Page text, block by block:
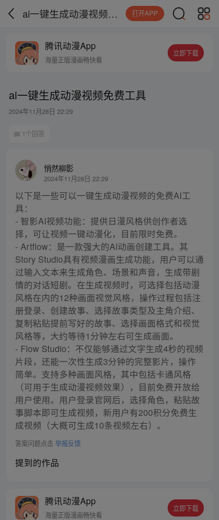
ai一键生成动漫视频免费工具 打开APP
腾讯动漫App
海量正版漫画畅快看
立即下载
ai一键生成动漫视频免费工具
2024年11月28日 22:29
1个回答
悄然柳影
2024年11月28日 22:29
以下是一些可以一键生成动漫视频的免费AI工
具：
- 智影AI视频功能：提供日漫风格供创作者选
择，可让视频一键动漫化，目前限时免费。
- Artflow：是一款强大的AI动画创建工具。其
Story Studio具有视频漫画生成功能，用户可以通
过输入文本来生成角色、场景和声音，生成带剧
情的对话短剧。在生成视频时，可选择包括动漫
风格在内的12种画面视觉风格，操作过程包括注
册登录、创建故事、选择故事类型及主角介绍、
复制粘贴提前写好的故事、选择画面格式和视觉
风格等，大约等待1分钟左右可生成画面。
- Flow Studio：不仅能够通过文字生成4秒的视频
片段，还能一次性生成3分钟的完整影片，操作
简单。支持多种画面风格，其中包括卡通风格
（可用于生成动漫视频效果），目前免费开放给
用户使用。用户登录官网后，选择角色，粘贴故
事脚本即可生成视频，新用户有200积分免费生
成视频（大概可生成10条视频左右）。
答案问题点击 举报反馈
提到的作品
腾讯动漫App
海量正版漫画畅快看
立即下载